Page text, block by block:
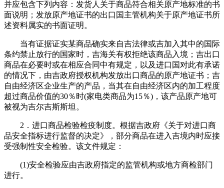
并应包含下列内容：发货人关于商品符合相关原产地标准的书
面说明；发放原产地证书的出口国主管机构关于原产地证书所
述资料属实的书面证明。
当有证据证实某商品确实来自吉法律或吉加入其中的国际
条约禁止放行的国家时，吉海关有权拒绝该商品入境；吉出口
商品在必要时或在相应合同中有规定，以及进口国对此有承诺
的情况下，由吉政府授权机构发放出口商品的原产地证书；吉
自由经济区企业生产的产品，当其在自由经济区内的加工程度
超过商品价值的30％时(家电类商品为15％)，该产品原产地可
被视为吉尔吉斯斯坦。
2．进口商品检验检疫制度。根据吉政府《关于对进口商
品安全指标进行监督的决定》，部分商品在进入吉境内时应接
受强制性安全检验。该文件规定：
(1)安全检验应由吉政府指定的监管机构或地方商检部门
进行。